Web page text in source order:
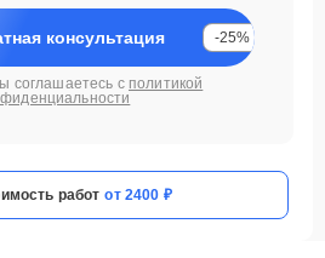
консультация -25%
соглашаетесь с политикой
работ от 2400 ₽